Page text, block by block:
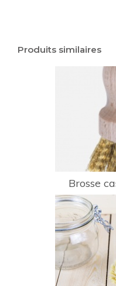
Produits similaires
Brosse